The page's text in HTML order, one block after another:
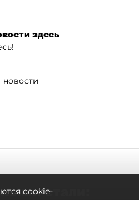
здесь
новости
стали:
cookie-